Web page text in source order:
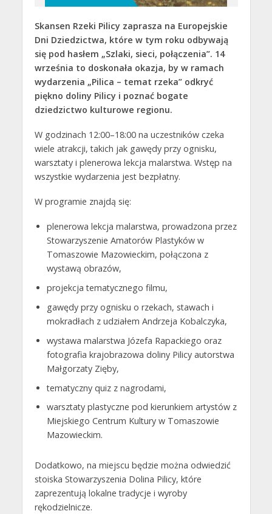
Skansen Rzeki Pilicy zaprasza na Europejskie
Dni Dziedzictwa, które w tym roku odbywają
się pod hasłem „Szlaki, sieci, połączenia”. 14
września to doskonała okazja, by w ramach
wydarzenia „Pilica – temat rzeka” odkryć
piękno doliny Pilicy i poznać bogate
dziedzictwo kulturowe regionu.
W godzinach 12:00–18:00 na uczestników czeka
wiele atrakcji, takich jak gawędy przy ognisku,
warsztaty i plenerowa lekcja malarstwa. Wstęp na
wszystkie wydarzenia jest bezpłatny.
W programie znajdą się:
plenerowa lekcja malarstwa, prowadzona przez
Stowarzyszenie Amatorów Plastyków w
Tomaszowie Mazowieckim, połączona z
wystawą obrazów,
projekcja tematycznego filmu,
gawędy przy ognisku o rzekach, stawach i
mokradłach z udziałem Andrzeja Kobalczyka,
wystawa malarstwa Józefa Rapackiego oraz
fotografia krajobrazowa doliny Pilicy autorstwa
Małgorzaty Zięby,
tematyczny quiz z nagrodami,
warsztaty plastyczne pod kierunkiem artystów z
Miejskiego Centrum Kultury w Tomaszowie
Mazowieckim.
Dodatkowo, na miejscu będzie można odwiedzić
stoiska Stowarzyszenia Dolina Pilicy, które
zaprezentują lokalne tradycje i wyroby
rękodzielnicze.